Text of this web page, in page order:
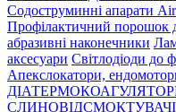
Содоструминні апарати
Профілактичний порошок
абразивні наконечники
аксесуари Світлодіоди до
Апекслокатори,